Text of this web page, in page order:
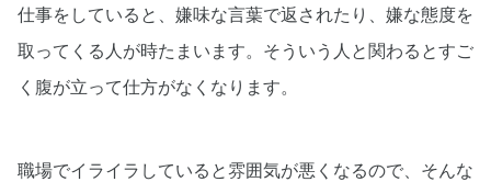
仕事をしていると、嫌味な言葉で返されたり、嫌な態度を
取ってくる人が時たまいます。そういう人と関わるとすご
く腹が立って仕方がなくなります。
職場でイライラしていると雰囲気が悪くなるので、そんな